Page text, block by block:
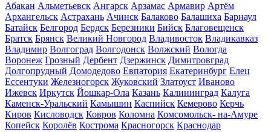
Абакан Альметьевск Ангарск Арзамас Армавир Артём
Архангельск Астрахань Ачинск Балаково Балашиха Барнаул
Батайск Белгород Бердск Березники Бийск Благовещенск
Братск Брянск Великий Новгород Владивосток Владикавказ
Владимир Волгоград Волгодонск Волжский Вологда
Воронеж Грозный Дербент Дзержинск Димитровград
Долгопрудный Домодедово Евпатория Екатеринбург Елец
Ессентуки Железногорск Жуковский Златоуст Иваново
Ижевск Иркутск Йошкар-Ола Казань Калининград Калуга
Каменск-Уральский Камышин Каспийск Кемерово Керчь
Киров Кисловодск Ковров Коломна Комсомольск- на-Амуре
Копейск Королёв Кострома Красногорск Краснодар